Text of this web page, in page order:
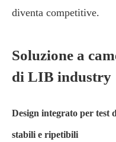
diventa competitive.
Soluzione a
di LIB industry
Design integrato per test
stabili e ripetibili